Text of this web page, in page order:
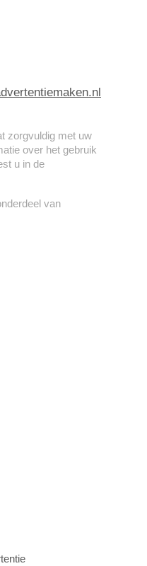
zorgvuldig met uw
over het gebruik
u in de
van